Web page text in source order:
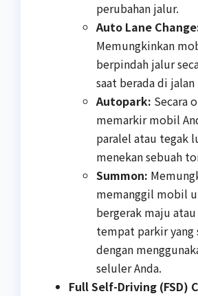
perubahan jalur.
Auto Lane
Memungkinkan
berpindah jalur
saat berada di
Autopark: Secara
memarkir mobil
paralel atau tegak
menekan sebuah
Summon:
memanggil mobil
bergerak maju
tempat parkir yang
dengan
seluler Anda.
Full Self-Driving (FSD)